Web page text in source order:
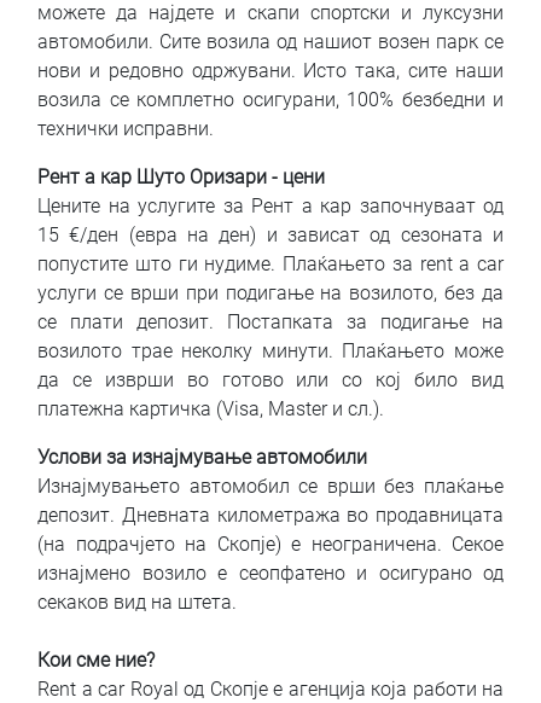
можете да најдете и скапи спортски и луксузни
автомобили. Сите возила од нашиот возен парк се
нови и редовно одржувани. Исто така, сите наши
возила се комплетно осигурани, 100% безбедни и
технички исправни.
Рент а кар Шуто Оризари - цени
Цените на услугите за Рент а кар започнуваат од
15 €/ден (евра на ден) и зависат од сезоната и
попустите што ги нудиме. Плаќањето за rent a car
услуги се врши при подигање на возилото, без да
се плати депозит. Постапката за подигање на
возилото трае неколку минути. Плаќањето може
да се изврши во готово или со кој било вид
платежна картичка (Visa, Master и сл.).
Услови за изнајмување автомобили
Изнајмувањето автомобил се врши без плаќање
депозит. Дневната километража во продавницата
(на подрачјето на Скопје) е неограничена. Секое
изнајмено возило е сеопфатено и осигурано од
секаков вид на штета.
Кои сме ние?
Rent a car Royal од Скопје е агенција која работи на